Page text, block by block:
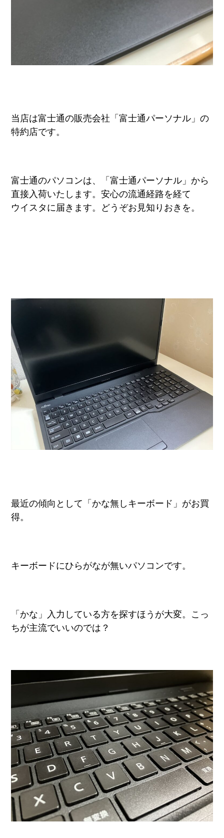
当店は富士通の販売会社「富士通パーソナル」の
特約店です。
富士通のパソコンは、「富士通パーソナル」から
直接入荷いたします。安心の流通経路を経て
ウイスタに届きます。どうぞお見知りおきを。
最近の傾向として「かな無しキーボード」がお買
得。
キーボードにひらがなが無いパソコンです。
「かな」入力している方を探すほうが大変。こっ
ちが主流でいいのでは？